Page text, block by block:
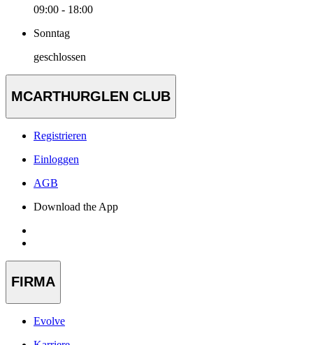
09:00 - 18:00
Sonntag
geschlossen
MCARTHURGLEN CLUB
Registrieren
Einloggen
AGB
Download the App
FIRMA
Evolve